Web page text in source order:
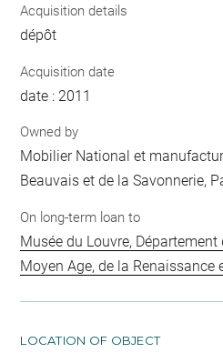
Acquisition details
dépôt
Acquisition date
date : 2011
Owned by
Mobilier National et
Beauvais et de la Savonnerie,
On long-term loan to
Musée du Louvre,
Moyen Age, de la Renaissance
LOCATION OF OBJECT